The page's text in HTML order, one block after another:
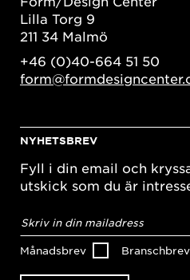
Lilla Torg 9
211 34 Malmö
+46 (0)40-664 51 50
NYHETSBREV
Fyll i din email och
utskick som du är
postadress*
Månadsbrev Branschbrev